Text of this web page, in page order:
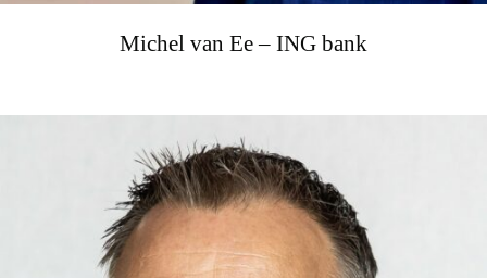
Michel van Ee – ING bank